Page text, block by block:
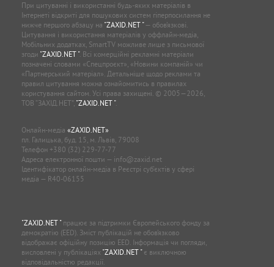
При цитуванні і використанні будь-яких матеріалів в
Інтернеті відкриті для пошукових систем гіперпосилання не
нижче першого абзацу на "ZAXID.NET "— обов’язкові.
Цитування і використання матеріалів у оффлайн-медіа,
Мобільних додатках, SmartTV можливе лише з письмової
згоди "ZAXID.NET ". Всі комерційні рекламні матеріали
позначені словами «Спецпроєкт», «Новини компаній» чи
«Партнерський матеріал». Детальніше щодо реклами та
правил цитування можна ознайомитись в правилах
користування сайтом. Усі права захищені. © 2005—2026,
ТОВ “ЗАХІД.НЕТ”, "ZAXID.NET ".
Онлайн-медіа «ZAXID.NET»
пл. Галицька, буд. 15, м. Львів, 79008
Телефон +380 (32) 229-77-77
Адреса електронної пошти — info@zaxid.net
Ідентифікатор онлайн-медіа в Реєстрі суб'єктів у сфері
медіа — R40-06155
"ZAXID.NET "працює за підтримки Європейського фонду за
демократію (EED). Зміст публікацій не обов’язково
відображає офіційну позицію EED. Інформація чи погляди,
висловлені у публікаціях "ZAXID.NET "є виключною
відповідальністю редакції.